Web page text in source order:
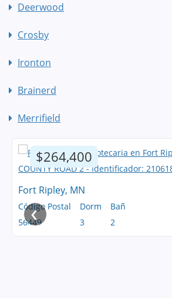
Deerwood
Crosby
Ironton
Brainerd
Merrifield
$264,400
Fort Ripley, MN
Código Postal
56449
Dorm
3
Bañ
2
‹